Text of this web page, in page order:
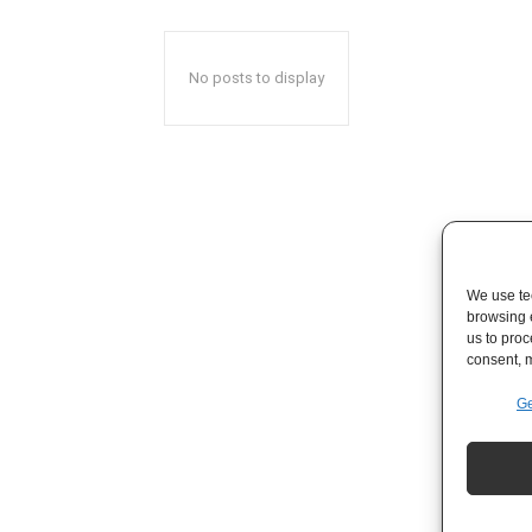
We use
browsing
us to
consent,
No posts to display